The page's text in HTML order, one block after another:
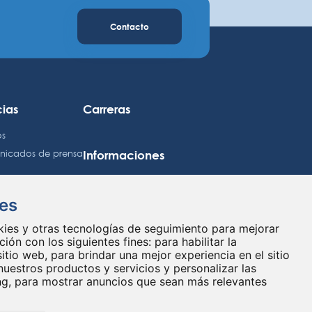
y otras tecnologías de seguimiento para mejorar
con los siguientes fines: para habilitar la
web, para brindar una mejor experiencia en el sitio
productos y servicios y personalizar las
, para mostrar anuncios que sean más relevantes
Contacto
de prensa
de las acciones
regulada
Carreras
Informaciones
Preferencias de cookies
Contacto